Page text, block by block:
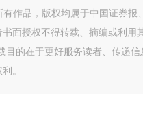
作品，版权均属于中国证券
面授权不得转载、摘编或利用
的在于更好服务读者、传递
。